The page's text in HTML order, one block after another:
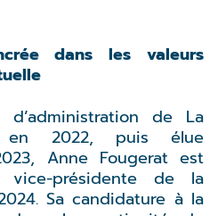
dans les valeurs
de La
en 2022, puis élue
Anne Fougerat est
vice-présidente de la
Sa candidature à la